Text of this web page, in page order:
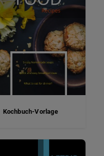
Kochbuch-Vorlage